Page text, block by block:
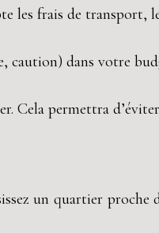
les frais de transport,
caution) dans votre
Cela permettra
un quartier